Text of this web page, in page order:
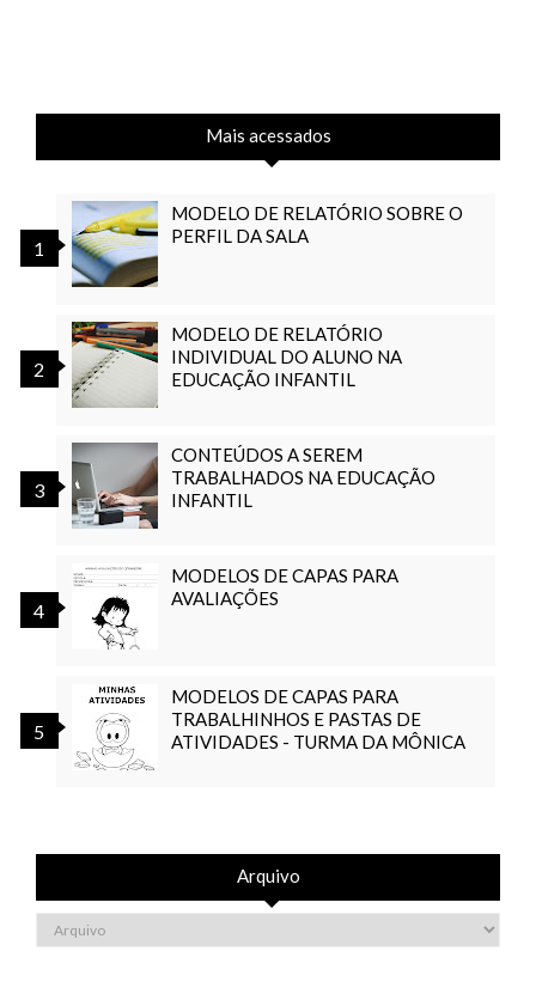
Mais acessados
MODELO DE RELATÓRIO SOBRE O
PERFIL DA SALA
MODELO DE RELATÓRIO
INDIVIDUAL DO ALUNO NA
EDUCAÇÃO INFANTIL
CONTEÚDOS A SEREM
TRABALHADOS NA EDUCAÇÃO
INFANTIL
MODELOS DE CAPAS PARA
AVALIAÇÕES
MODELOS DE CAPAS PARA
TRABALHINHOS E PASTAS DE
ATIVIDADES - TURMA DA MÔNICA
Arquivo